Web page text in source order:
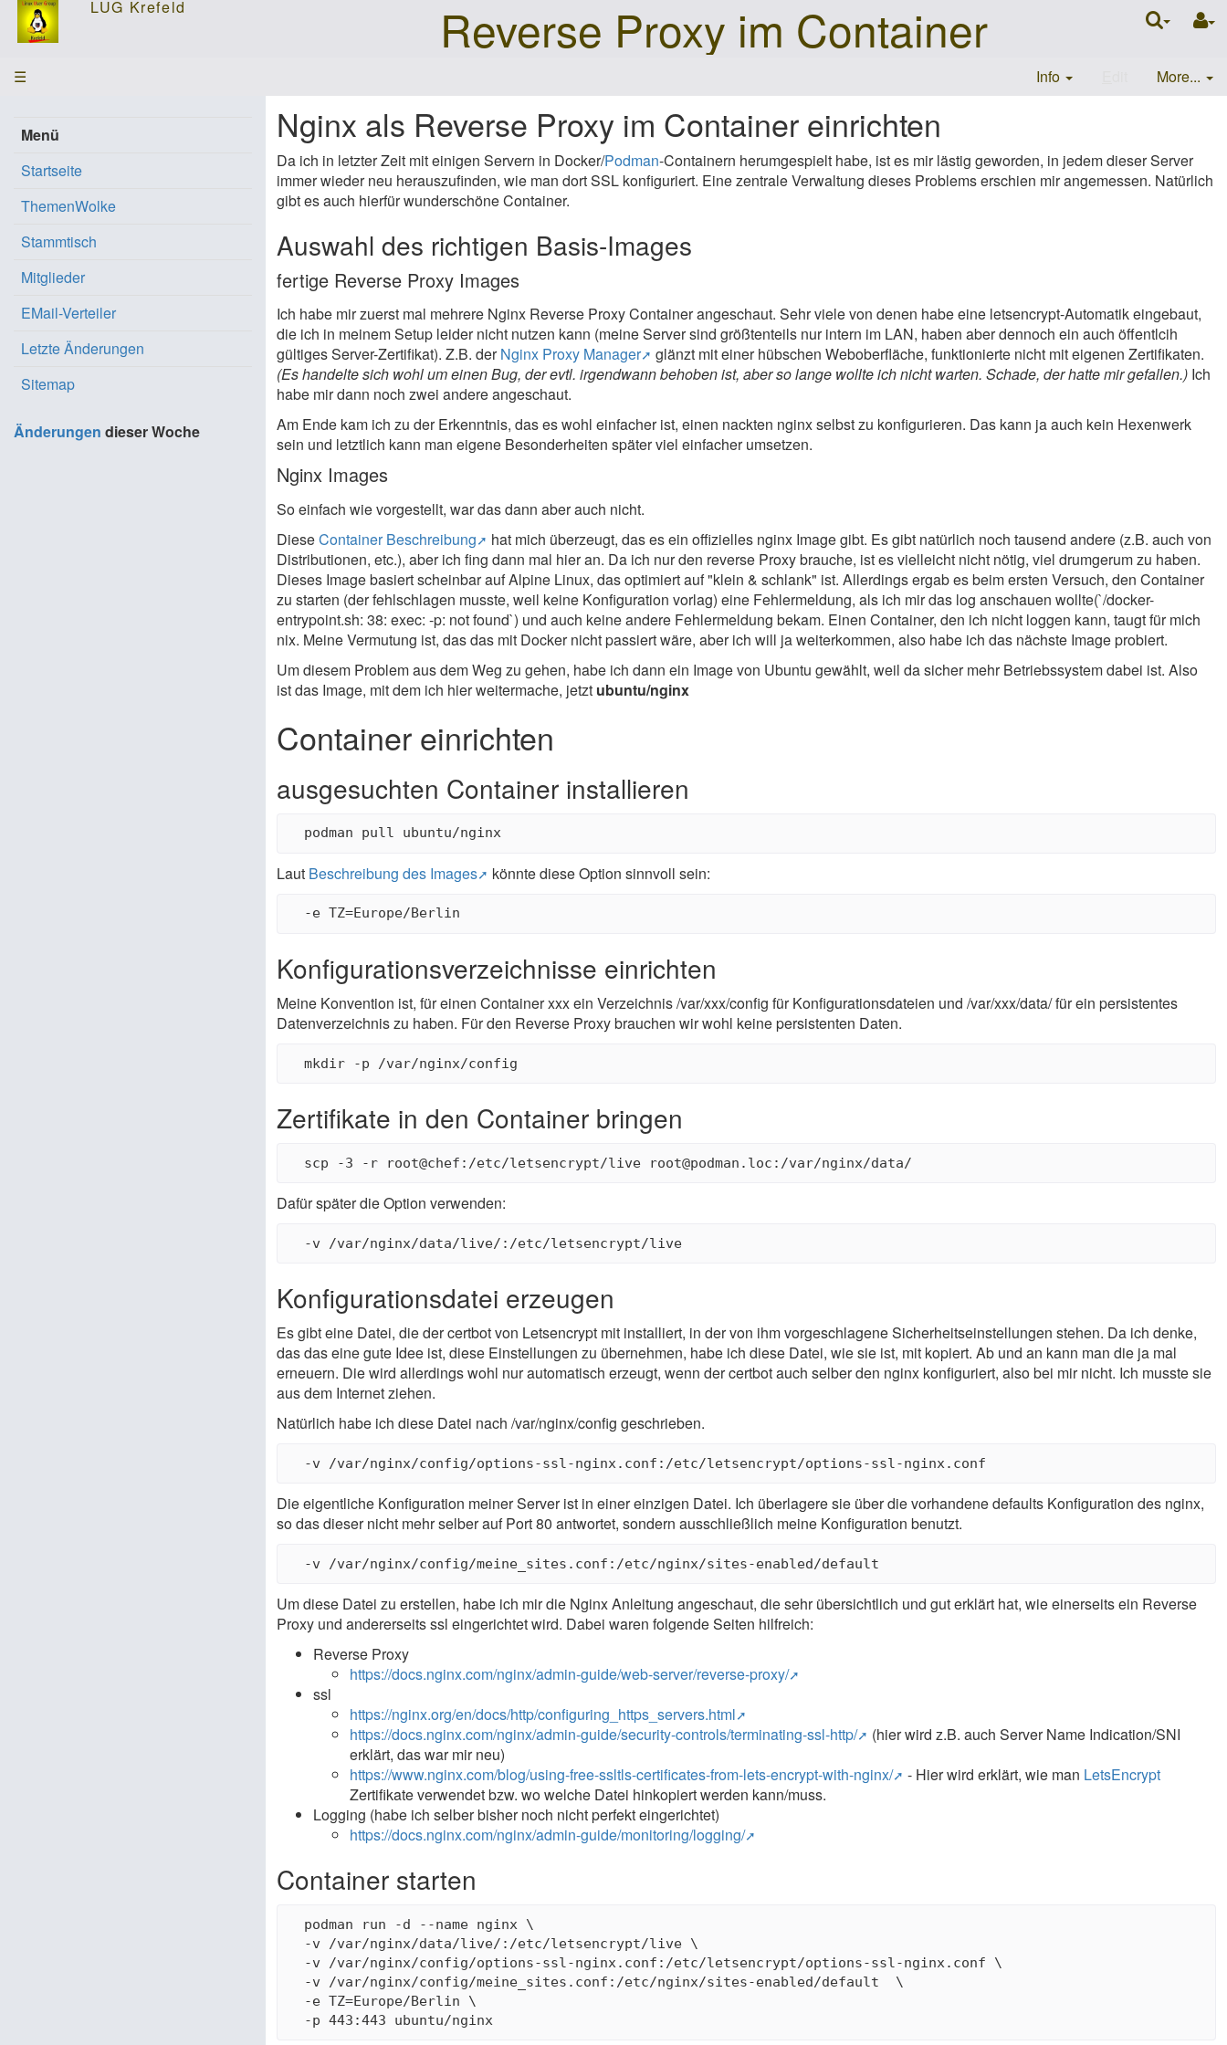
Reverse Proxy im Container
☰ Info More...
Nginx als Reverse Proxy im Container einrichten
Da ich in letzter Zeit mit einigen Servern in Docker/Podman-Containern herumgespielt habe, ist es mir lästig geworden, in jedem dieser Server
immer wieder neu herauszufinden, wie man dort SSL konfiguriert. Eine zentrale Verwaltung dieses Problems erschien mir angemessen. Natürlich
gibt es auch hierfür wunderschöne Container.
Auswahl des richtigen Basis-Images
fertige Reverse Proxy Images
Ich habe mir zuerst mal mehrere Nginx Reverse Proxy Container angeschaut. Sehr viele von denen habe eine letsencrypt-Automatik eingebaut,
die ich in meinem Setup leider nicht nutzen kann (meine Server sind größtenteils nur intern im LAN, haben aber dennoch ein auch öffentlcih
gültiges Server-Zertifikat). Z.B. derNginx Proxy Manager
glänzt mit einer hübschen Weboberfläche, funktionierte nicht mit eigenen Zertifikaten.
(Es handelte sich wohl um einen Bug, der evtl. irgendwann behoben ist, aber so lange wollte ich nicht warten. Schade, der hatte mir gefallen.) Ich
habe mir dann noch zwei andere angeschaut.
Am Ende kam ich zu der Erkenntnis, das es wohl einfacher ist, einen nackten nginx selbst zu konfigurieren. Das kann ja auch kein Hexenwerk
sein und letztlich kann man eigene Besonderheiten später viel einfacher umsetzen.
Nginx Images
So einfach wie vorgestellt, war das dann aber auch nicht.
DieseContainer Beschreibung
hat mich überzeugt, das es ein offizielles nginx Image gibt. Es gibt natürlich noch tausend andere (z.B. auch von
Distributionen, etc.), aber ich fing dann mal hier an. Da ich nur den reverse Proxy brauche, ist es vielleicht nicht nötig, viel drumgerum zu haben.
Dieses Image basiert scheinbar auf Alpine Linux, das optimiert auf "klein & schlank" ist. Allerdings ergab es beim ersten Versuch, den Container
zu starten (der fehlschlagen musste, weil keine Konfiguration vorlag) eine Fehlermeldung, als ich mir das log anschauen wollte(`/docker-
entrypoint.sh: 38: exec: -p: not found`) und auch keine andere Fehlermeldung bekam. Einen Container, den ich nicht loggen kann, taugt für mich
nix. Meine Vermutung ist, das das mit Docker nicht passiert wäre, aber ich will ja weiterkommen, also habe ich das nächste Image probiert.
Um diesem Problem aus dem Weg zu gehen, habe ich dann ein Image von Ubuntu gewählt, weil da sicher mehr Betriebssystem dabei ist. Also
ist das Image, mit dem ich hier weitermache, jetzt ubuntu/nginx
Container einrichten
ausgesuchten Container installieren
Laut Beschreibung des Images könnte diese Option sinnvoll sein:
Konfigurationsverzeichnisse einrichten
Meine Konvention ist, für einen Container xxx ein Verzeichnis /var/xxx/config für Konfigurationsdateien und /var/xxx/data/ für ein persistentes
Datenverzeichnis zu haben. Für den Reverse Proxy brauchen wir wohl keine persistenten Daten.
Zertifikate in den Container bringen
Dafür später die Option verwenden:
Konfigurationsdatei erzeugen
Es gibt eine Datei, die der certbot von Letsencrypt mit installiert, in der von ihm vorgeschlagene Sicherheitseinstellungen stehen. Da ich denke,
das das eine gute Idee ist, diese Einstellungen zu übernehmen, habe ich diese Datei, wie sie ist, mit kopiert. Ab und an kann man die ja mal
erneuern. Die wird allerdings wohl nur automatisch erzeugt, wenn der certbot auch selber den nginx konfiguriert, also bei mir nicht. Ich musste sie
aus dem Internet ziehen.
Natürlich habe ich diese Datei nach /var/nginx/config geschrieben.
Die eigentliche Konfiguration meiner Server ist in einer einzigen Datei. Ich überlagere sie über die vorhandene defaults Konfiguration des nginx,
so das dieser nicht mehr selber auf Port 80 antwortet, sondern ausschließlich meine Konfiguration benutzt.
Um diese Datei zu erstellen, habe ich mir die Nginx Anleitung angeschaut, die sehr übersichtlich und gut erklärt hat, wie einerseits ein Reverse
Proxy und andererseits ssl eingerichtet wird. Dabei waren folgende Seiten hilfreich:
Reverse Proxy
https://docs.nginx.com/nginx/admin-guide/web-server/reverse-proxy/
ssl
https://nginx.org/en/docs/http/configuring_https_servers.html
https://docs.nginx.com/nginx/admin-guide/security-controls/terminating-ssl-http/
(hier wird z.B. auch Server Name Indication/SNI
erklärt, das war mir neu)
https://www.nginx.com/blog/using-free-ssltls-certificates-from-lets-encrypt-with-nginx/
- Hier wird erklärt, wie man LetsEncrypt
Zertifikate verwendet bzw. wo welche Datei hinkopiert werden kann/muss.
Logging (habe ich selber bisher noch nicht perfekt eingerichtet)
https://docs.nginx.com/nginx/admin-guide/monitoring/logging/
Container starten
  podman run -d --name nginx \
  -v /var/nginx/data/live/:/etc/letsencrypt/live \
  -v /var/nginx/config/options-ssl-nginx.conf:/etc/letsencrypt/options-ssl-nginx.conf \
  -v /var/nginx/config/meine_sites.conf:/etc/nginx/sites-enabled/default  \
  -e TZ=Europe/Berlin \
Menü
Startseite
ThemenWolke
Stammtisch
Mitglieder
EMail-Verteiler
Letzte Änderungen
Sitemap
Änderungen dieser Woche